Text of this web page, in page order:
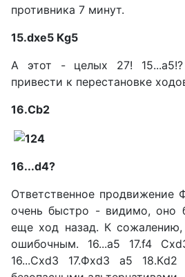
противника 7 минут.
15.dxe5 Кg5
А этот - целых 27!
привести к перестановке
16.Сb2
16...d4?
Ответственное продвижение
очень быстро - видимо, оно
еще ход назад. К сожалению,
ошибочным. 16...а5 17.f4
16...Сxd3 17.Фxd3 a5